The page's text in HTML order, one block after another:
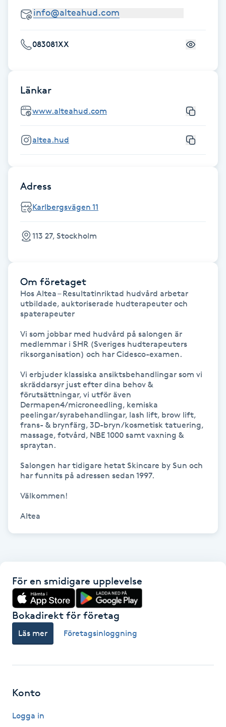
Hårvård
Hälsa
Idrottsmassage
IR-massage
Japansk massage
K
Katun fransar
Kemisk peeling
Keratinbehandling
Kinesiologi
Kinesisk medicin
Koppningsmassage
Kosmetisk tatuering
083081XX
Länkar
www.alteahud.com
altea.hud
Adress
Karlbergsvägen 11
113 27, Stockholm
Om företaget
Hos Altea – Resultatinriktad hudvård arbetar
utbildade, auktoriserade hudterapeuter och
spaterapeuter
Vi som jobbar med hudvård på salongen är
medlemmar i SHR (Sveriges hudterapeuters
riksorganisation) och har Cidesco-examen.
Vi erbjuder klassiska ansiktsbehandlingar som vi
skräddarsyr just efter dina behov &
förutsättningar, vi utför även
Dermapen4/microneedling, kemiska
peelingar/syrabehandlingar, lash lift, brow lift,
frans- & brynfärg, 3D-bryn/kosmetisk tatuering,
massage, fotvård, NBE 1000 samt vaxning &
spraytan.
Salongen har tidigare hetat Skincare by Sun och
har funnits på adressen sedan 1997.
Välkommen!
Altea
För en smidigare upplevelse
Bokadirekt för företag
Läs mer Företagsinloggning
Konto
Logga in